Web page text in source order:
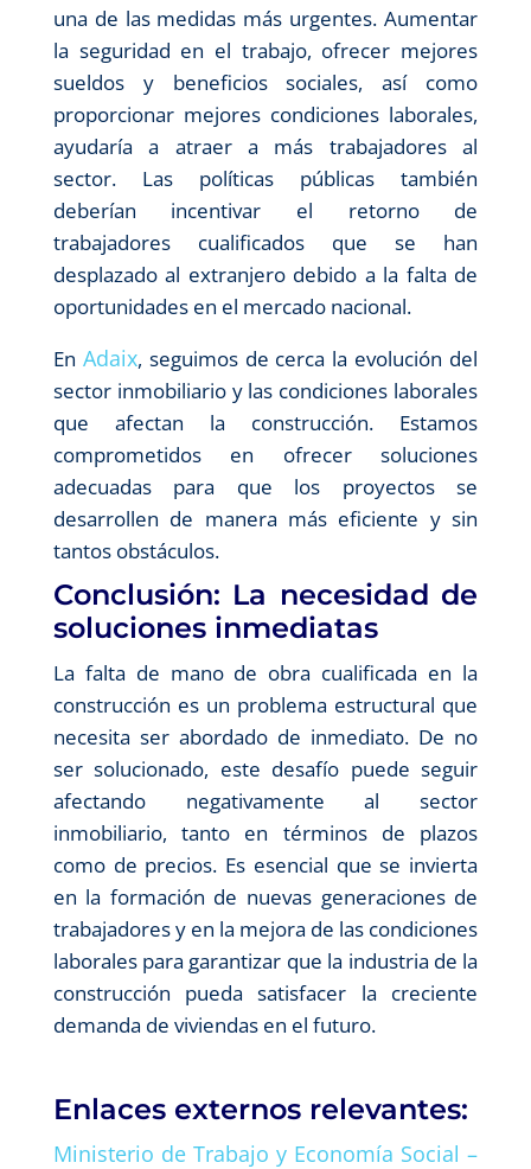
una de las medidas más urgentes. Aumentar
la seguridad en el trabajo, ofrecer mejores
sueldos y beneficios sociales, así como
proporcionar mejores condiciones laborales,
ayudaría a atraer a más trabajadores al
sector. Las políticas públicas también
deberían incentivar el retorno de
trabajadores cualificados que se han
desplazado al extranjero debido a la falta de
oportunidades en el mercado nacional.
En Adaix, seguimos de cerca la evolución del
sector inmobiliario y las condiciones laborales
que afectan la construcción. Estamos
comprometidos en ofrecer soluciones
adecuadas para que los proyectos se
desarrollen de manera más eficiente y sin
tantos obstáculos.
Conclusión: La necesidad de
soluciones inmediatas
La falta de mano de obra cualificada en la
construcción es un problema estructural que
necesita ser abordado de inmediato. De no
ser solucionado, este desafío puede seguir
afectando negativamente al sector
inmobiliario, tanto en términos de plazos
como de precios. Es esencial que se invierta
en la formación de nuevas generaciones de
trabajadores y en la mejora de las condiciones
laborales para garantizar que la industria de la
construcción pueda satisfacer la creciente
demanda de viviendas en el futuro.
Enlaces externos relevantes:
Ministerio de Trabajo y Economía Social –